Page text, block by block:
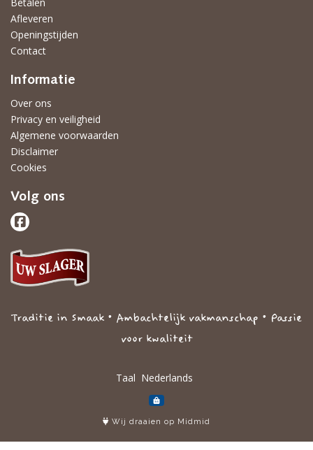
Afleveren
Openingstijden
Contact
Informatie
Over ons
Privacy en veiligheid
Algemene voorwaarden
Disclaimer
Cookies
Volg ons
Traditie in Smaak • Ambachtelijk vakmanschap • Passie
voor kwaliteit
Taal
Wij draaien op Midmid